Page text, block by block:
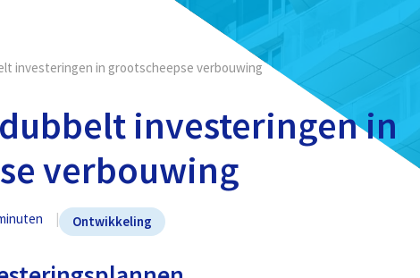
investeringen in grootscheepse verbouwing
investeringen in
verbouwing
Ontwikkeling